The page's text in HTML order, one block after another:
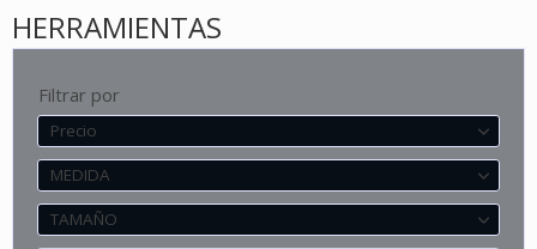
HERRAMIENTAS
Filtrar por
Precio
MEDIDA
TAMAÑO